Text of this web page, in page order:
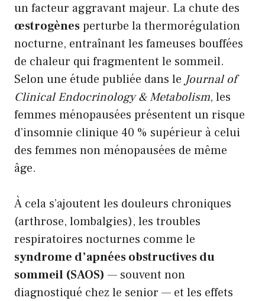
un facteur aggravant majeur. La chute des
œstrogènesperturbe la thermorégulation
nocturne, entraînant les fameuses bouffées
de chaleur qui fragmentent le sommeil.
Selon une étude publiée dans le Journal of
Clinical Endocrinology & Metabolism, les
femmes ménopausées présentent un risque
d’insomnie clinique 40 % supérieur à celui
des femmes non ménopausées de même
âge.
À cela s’ajoutent les douleurs chroniques
(arthrose, lombalgies), les troubles
respiratoires nocturnes comme le
syndrome d’apnées obstructives du
sommeil (SAOS) — souvent non
diagnostiqué chez le senior — et les effets